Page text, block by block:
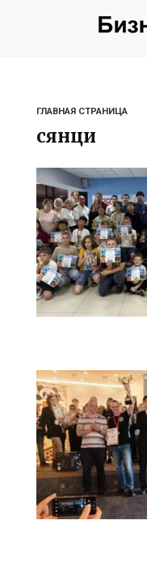
ГЛАВНАЯ СТРАНИЦА
сянци